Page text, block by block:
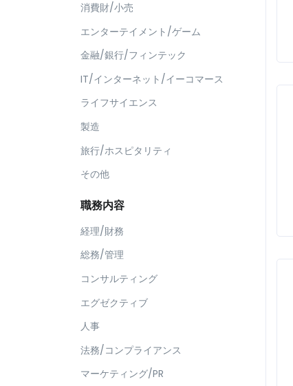
消費財/小売
エンターテイメント/ゲーム
金融/銀行/フィンテック
IT/インターネット/イーコマース
ライフサイエンス
製造
旅行/ホスピタリティ
その他
職務内容
経理/財務
総務/管理
コンサルティング
エグゼクティブ
人事
法務/コンプライアンス
マーケティング/PR